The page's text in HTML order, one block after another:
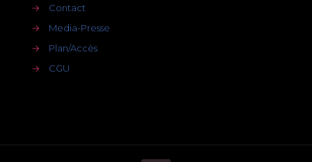
→
Contact
→
Media-Presse
→
Plan/Accès
→
CGU